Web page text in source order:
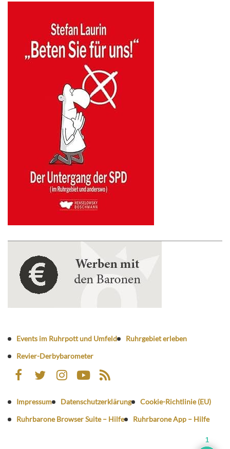
Events im Ruhrpott und Umfeld
Ruhrgebiet erleben
Revier-Derbybarometer
Impressum Datenschutzerklärung
Cookie-Richtlinie (EU)
Ruhrbarone Browser Suite – Hilfe
Ruhrbarone App – Hilfe
1